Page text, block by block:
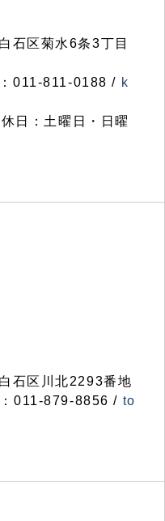
区菊水6条3丁目
011-811-0188 / k
日：土曜日・日曜
石区川北2293番地
011-879-8856 / to